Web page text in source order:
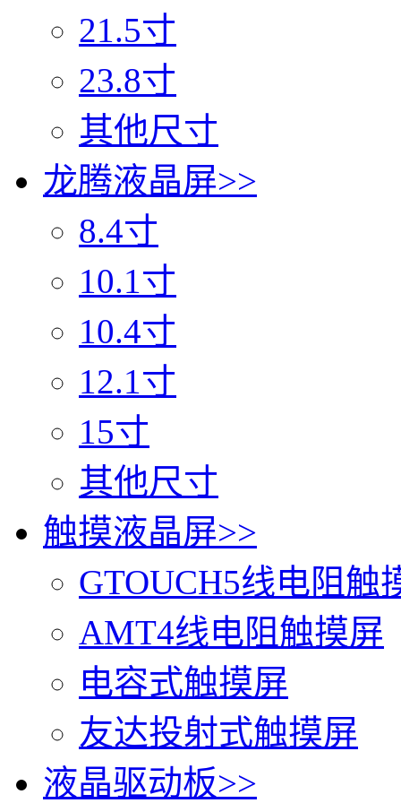
21.5寸
23.8寸
其他尺寸
龙腾液晶屏>>
8.4寸
10.1寸
10.4寸
12.1寸
15寸
其他尺寸
触摸液晶屏>>
GTOUCH5线电阻触
AMT4线电阻触摸屏
电容式触摸屏
友达投射式触摸屏
液晶驱动板>>